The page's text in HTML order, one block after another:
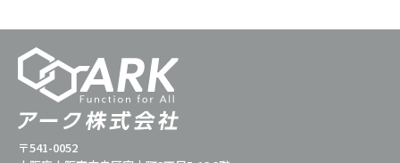
〒541-0052